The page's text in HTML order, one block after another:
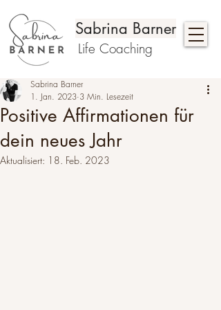
Sabrina Barner
Life Coaching
Positive Affirmationen für
dein neues Jahr
Sabrina Barner
1. Jan. 2023 3 Min. Lesezeit
Aktualisiert: 18. Feb. 2023